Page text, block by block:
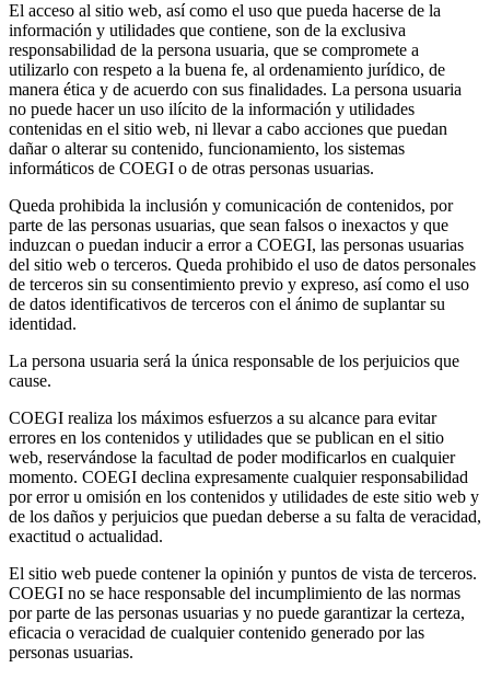
El acceso al sitio web, así como el uso que pueda hacerse de la
información y utilidades que contiene, son de la exclusiva
responsabilidad de la persona usuaria, que se compromete a
utilizarlo con respeto a la buena fe, al ordenamiento jurídico, de
manera ética y de acuerdo con sus finalidades. La persona usuaria
no puede hacer un uso ilícito de la información y utilidades
contenidas en el sitio web, ni llevar a cabo acciones que puedan
dañar o alterar su contenido, funcionamiento, los sistemas
informáticos de COEGI o de otras personas usuarias.
Queda prohibida la inclusión y comunicación de contenidos, por
parte de las personas usuarias, que sean falsos o inexactos y que
induzcan o puedan inducir a error a COEGI, las personas usuarias
del sitio web o terceros. Queda prohibido el uso de datos personales
de terceros sin su consentimiento previo y expreso, así como el uso
de datos identificativos de terceros con el ánimo de suplantar su
identidad.
La persona usuaria será la única responsable de los perjuicios que
cause.
COEGI realiza los máximos esfuerzos a su alcance para evitar
errores en los contenidos y utilidades que se publican en el sitio
web, reservándose la facultad de poder modificarlos en cualquier
momento. COEGI declina expresamente cualquier responsabilidad
por error u omisión en los contenidos y utilidades de este sitio web y
de los daños y perjuicios que puedan deberse a su falta de veracidad,
exactitud o actualidad.
El sitio web puede contener la opinión y puntos de vista de terceros.
COEGI no se hace responsable del incumplimiento de las normas
por parte de las personas usuarias y no puede garantizar la certeza,
eficacia o veracidad de cualquier contenido generado por las
personas usuarias.